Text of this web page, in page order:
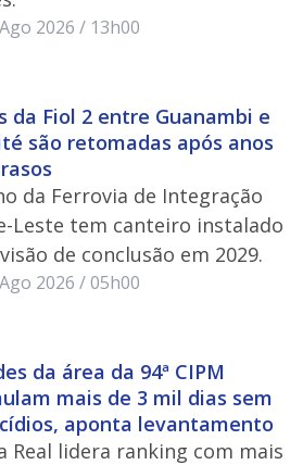
2026 / 13h00
da Fiol 2 entre Guanambi e
são retomadas após anos
da Ferrovia de Integração
Leste tem canteiro instalado
de conclusão em 2029.
2026 / 05h00
da área da 94ª CIPM
mais de 3 mil dias sem
aponta levantamento
Real lidera ranking com mais